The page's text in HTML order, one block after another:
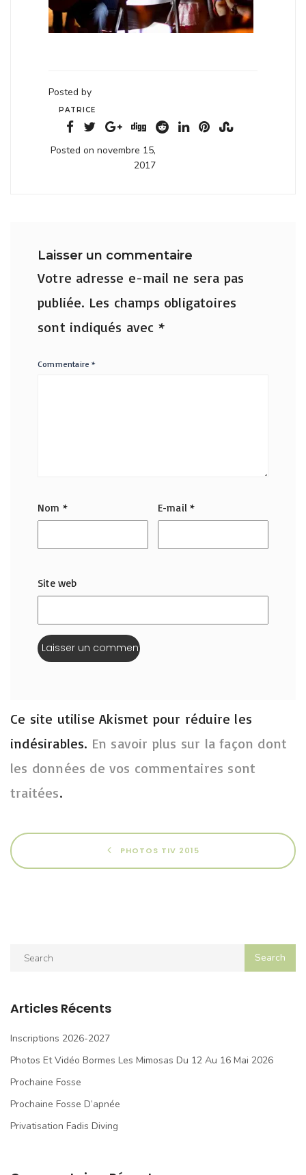
Posted by
PATRICE
Posted on novembre 15,
2017
Laisser un commentaire
Votre adresse e-mail ne sera pas
publiée. Les champs obligatoires
sont indiqués avec *
Commentaire*
Nom * E-mail*
Site web
Ce site utilise Akismet pour réduire les
indésirables. En savoir plus sur la façon dont
les données de vos commentaires sont
traitées.
PHOTOS TIV 2015
Articles Récents
Inscriptions 2026-2027
Photos Et Vidéo Bormes Les Mimosas Du 12 Au 16 Mai 2026
Prochaine Fosse
Prochaine Fosse D’apnée
Privatisation Fadis Diving